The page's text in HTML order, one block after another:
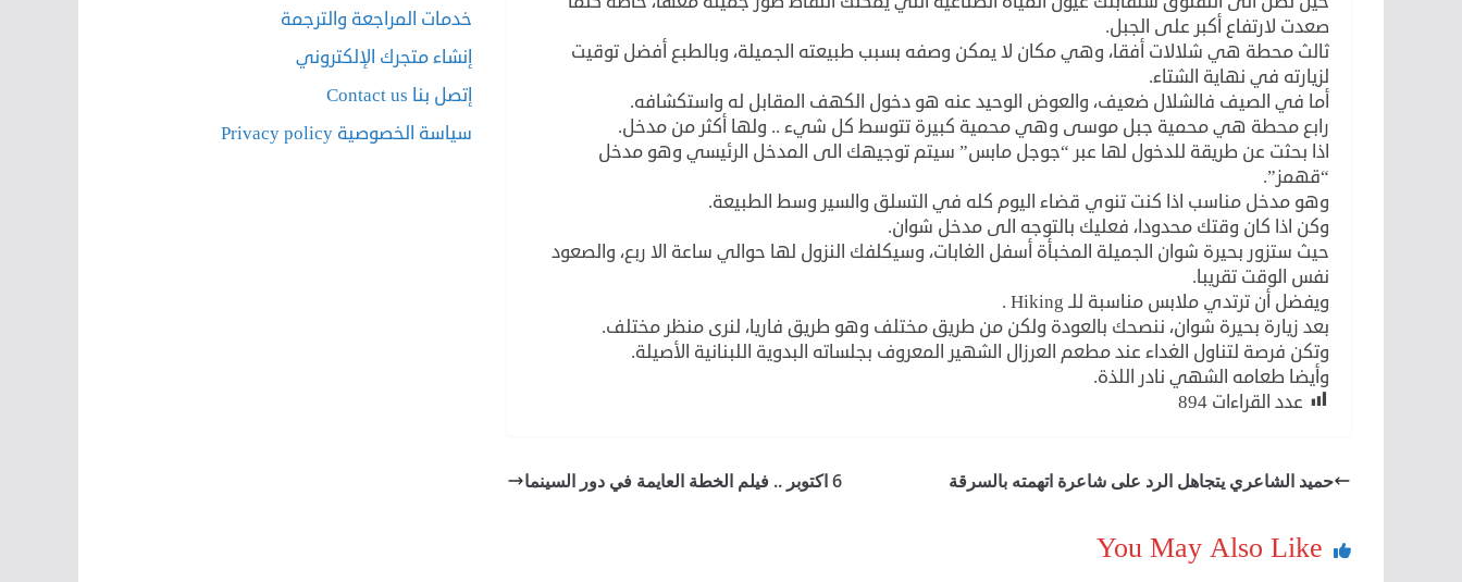
صعدت لارتفاع أكبر على الجبل.
ثالث محطة هي شلالات أفقا، وهي مكان لا يمكن وصفه بسبب طبيعته الجميلة، وبالطبع أفضل توقيت
لزيارته في نهاية الشتاء.
أما في الصيف فالشلال ضعيف، والعوض الوحيد عنه هو دخول الكهف المقابل له واستكشافه.
رابع محطة هي محمية جبل موسى وهي محمية كبيرة تتوسط كل شيء .. ولها أكثر من مدخل.
اذا بحثت عن طريقة للدخول لها عبر “جوجل مابس” سيتم توجيهك الى المدخل الرئيسي وهو مدخل
“قهمز”.
وهو مدخل مناسب اذا كنت تنوي قضاء اليوم كله في التسلق والسير وسط الطبيعة.
وكن اذا كان وقتك محدودا، فعليك بالتوجه الى مدخل شوان.
حيث ستزور بحيرة شوان الجميلة المخبأة أسفل الغابات، وسيكلفك النزول لها حوالي ساعة الا ربع، والصعود
نفس الوقت تقريبا.
ويفضل أن ترتدي ملابس مناسبة للـ Hiking .
بعد زيارة بحيرة شوان، ننصحك بالعودة ولكن من طريق مختلف وهو طريق فاريا، لنرى منظر مختلف.
وتكن فرصة لتناول الغداء عند مطعم العرزال الشهير المعروف بجلساته البدوية اللبنانية الأصيلة.
وأيضا طعامه الشهي نادر اللذة.
عدد القراءات 894
حميد الشاعري يتجاهل الرد على شاعرة اتهمته بالسرقة 6 اكتوبر .. فيلم الخطة العايمة في دور السينما
You May Also Like
خدمات المراجعة والترجمة
إنشاء متجرك الإلكتروني
إتصل بنا Contact us
سياسة الخصوصية Privacy policy